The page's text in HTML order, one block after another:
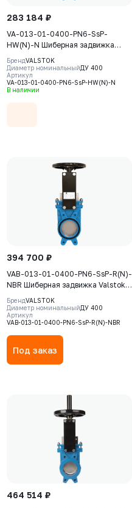
283 184 ₽
VA-013-01-0400-PN6-SsP-
HW(N)-N Шиберная задвижка
Valstok, серия VA, DN0400, PN6,
штурвал, невыдвижной шток,
корпус GJS-400-15 (GGG40), нож
AISI304, седловое уплотнение
БрендVALSTOK
Диаметр номинальныйДУ 400
Артикул
VA-013-01-0400-PN6-SsP-HW(N)-N
В наличии
394 700 ₽
VAB-013-01-0400-PN6-SsP-R(N)-
NBR Шиберная задвижка Valstok,
серия VAB, DN 0400, PN6,
редуктор (ISO-фланец)
невыдвижной шток, корпус GJS-
400-15 (GGG40), нож AISI304,
седловое уплотнение NBR
БрендVALSTOK
Диаметр номинальныйДУ 400
Артикул
VAB-013-01-0400-PN6-SsP-R(N)-NBR
Под заказ
464 514 ₽